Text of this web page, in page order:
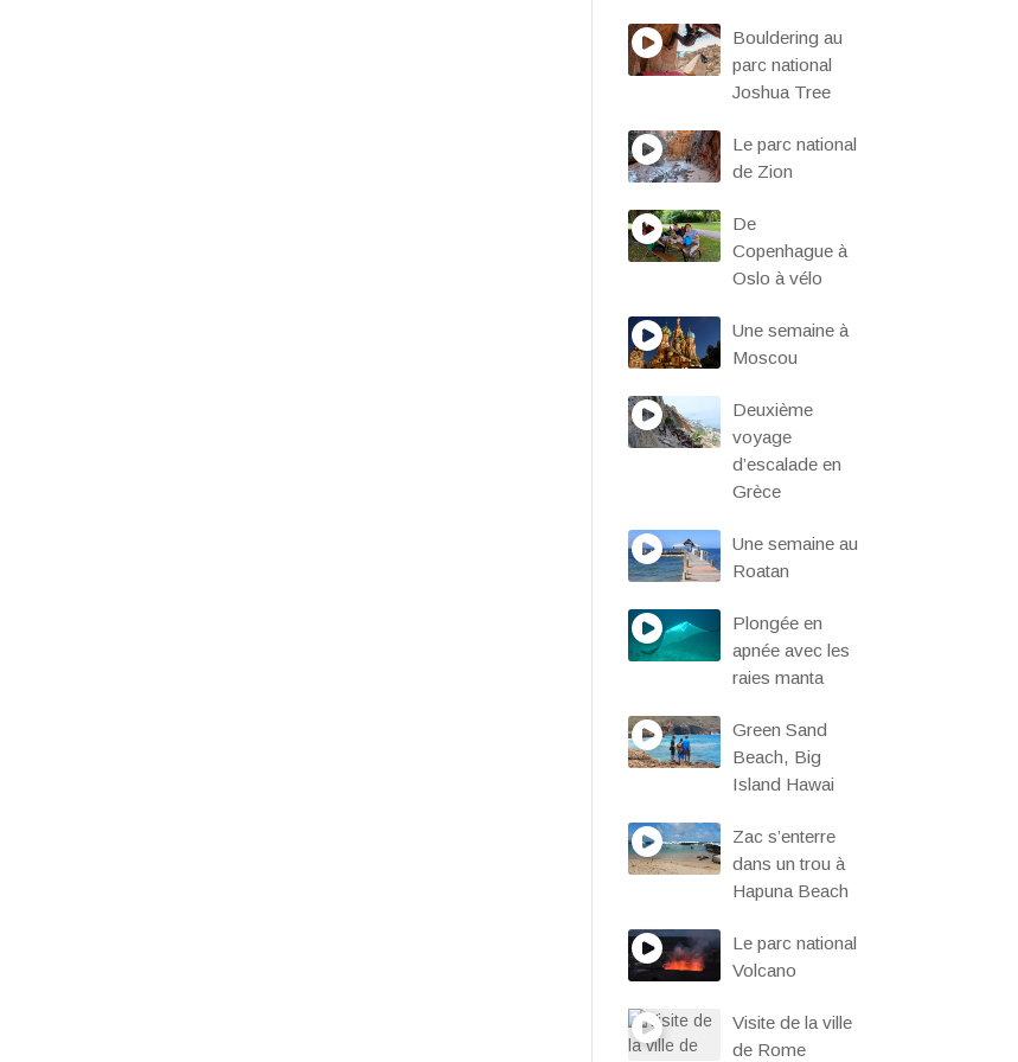
Bouldering au
parc national
Joshua Tree
Le parc national
de Zion
De
Copenhague à
Oslo à vélo
Une semaine à
Moscou
Deuxième
voyage
d’escalade en
Grèce
Une semaine au
Roatan
Plongée en
apnée avec les
raies manta
Green Sand
Beach, Big
Island Hawai
Zac s’enterre
dans un trou à
Hapuna Beach
Le parc national
Volcano
Visite de la ville
de Rome